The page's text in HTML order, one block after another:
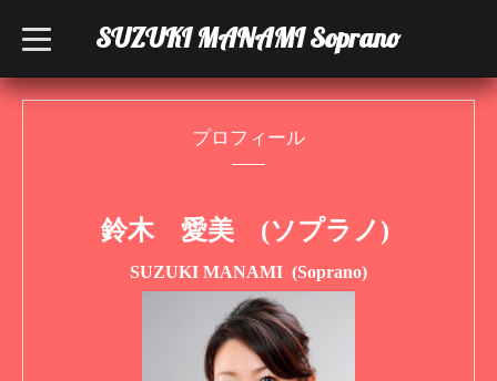
SUZUKI MANAMI Soprano
t
o
g
l
プロフィール
鈴木 愛美 (ソプラノ)
SUZUKI MANAMI (Soprano)